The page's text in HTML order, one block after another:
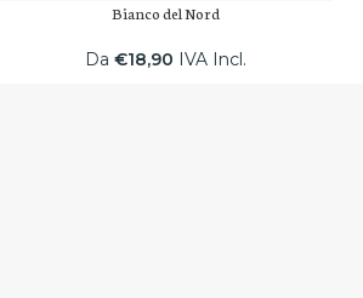
Bianco del Nord
Da €18,90 IVA Incl.